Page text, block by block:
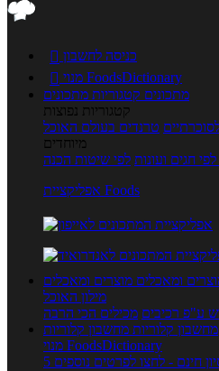
 כניסה לחשבון

מנוי FoodsDictionary
מתכונים קטגוריות מתכונים
קטגוריות נפוצות
טרנדים בעולם האוכל
מיוחדים
חגים ועונות לפי שיטות הכנה
אפליקציית Foods
ומאכלים מוצרים ומאכלים
מילון האוכל
ע"פ רכיבים מכילים הכי הרבה
מחשבון קלוריות מחשבון קלוריות
מנוי FoodsDictionary
חינם - לחצו לפרטים נוספים